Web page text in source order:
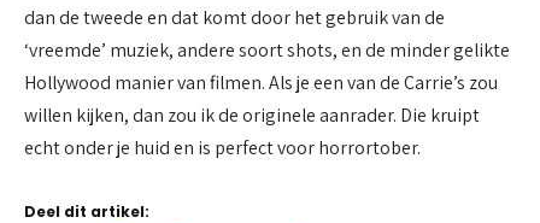
dan de tweede en dat komt door het gebruik van de
‘vreemde’ muziek, andere soort shots, en de minder gelikte
Hollywood manier van filmen. Als je een van de Carrie’s zou
willen kijken, dan zou ik de originele aanrader. Die kruipt
echt onder je huid en is perfect voor horrortober.
Deel dit artikel: